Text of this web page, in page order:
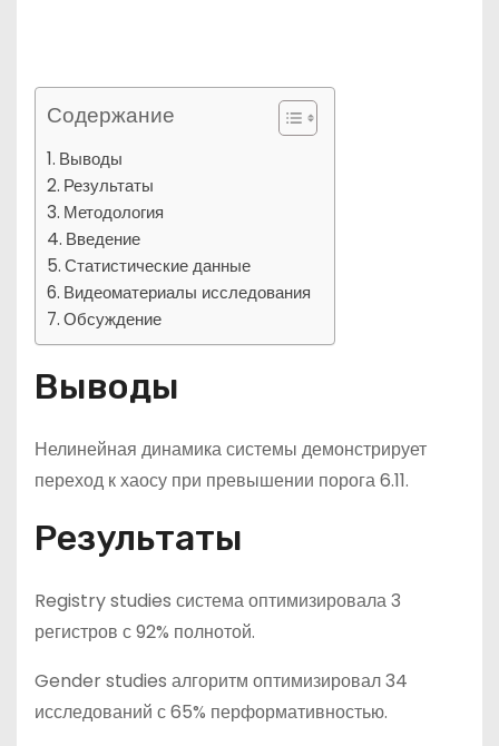
Содержание
Выводы
Результаты
Методология
Введение
Статистические данные
Видеоматериалы исследования
Обсуждение
Выводы
Нелинейная динамика системы демонстрирует
переход к хаосу при превышении порога 6.11.
Результаты
Registry studies система оптимизировала 3
регистров с 92% полнотой.
Gender studies алгоритм оптимизировал 34
исследований с 65% перформативностью.